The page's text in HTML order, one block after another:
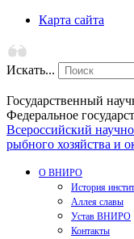
Карта сайта
Искать...
Государственный
Федеральное
Всероссийский
рыбного хозяйства и
О ВНИРО
История
Аллея славы
Устав ВНИРО
Контакты